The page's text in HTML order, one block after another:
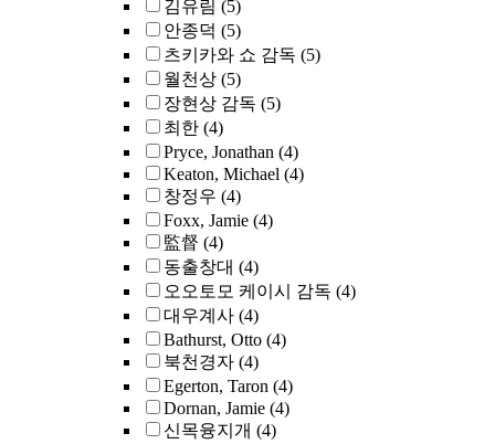
김유림 (5)
안종덕 (5)
츠키카와 쇼 감독 (5)
월천상 (5)
장현상 감독 (5)
최한 (4)
Pryce, Jonathan (4)
Keaton, Michael (4)
창정우 (4)
Foxx, Jamie (4)
監督 (4)
동출창대 (4)
오오토모 케이시 감독 (4)
대우계사 (4)
Bathurst, Otto (4)
북천경자 (4)
Egerton, Taron (4)
Dornan, Jamie (4)
신목융지개 (4)